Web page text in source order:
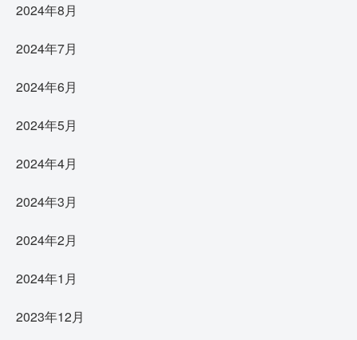
2024年8月
2024年7月
2024年6月
2024年5月
2024年4月
2024年3月
2024年2月
2024年1月
2023年12月